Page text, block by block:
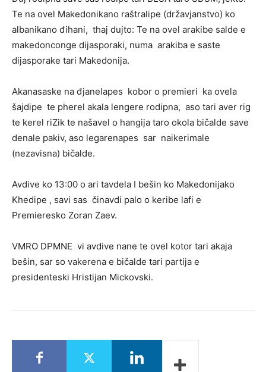
Te na ovel Makedonikano raštralipe (državjanstvo) ko
albanikano đihani, thaj dujto: Te na ovel arakibe salde e
makedonconge dijasporaki, numa arakiba e saste
dijasporake tari Makedonija.
Akanasaske na đjanelapes kobor o premieri ka ovela
šajdipe te pherel akala lengere rodipna, aso tari aver rig
te kerel riZik te našavel o hangija taro okola bičalde save
denale pakiv, aso legarenapes sar naikerimale
(nezavisna) bičalde.
Avdive ko 13:00 o ari tavdela I bešin ko Makedonijako
Khedipe , savi sas činavdi palo o keribe lafi e
Premieresko Zoran Zaev.
VMRO DPMNE vi avdive nane te ovel kotor tari akaja
bešin, sar so vakerena e bičalde tari partija e
presidenteski Hristijan Mickovski.